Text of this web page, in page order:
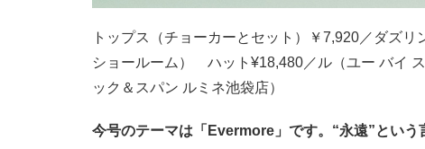
トップス（チョーカーとセット）￥7,920／ダズ
ショールーム） ハット¥18,480／ル（ユー バイ
ック＆スパン ルミネ池袋店）
今号のテーマは「Evermore」です。“永遠”という